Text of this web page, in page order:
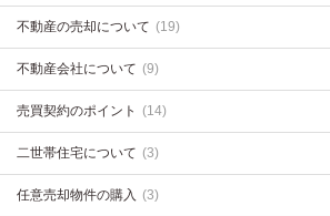
不動産の売却について (19)
不動産会社について (9)
売買契約のポイント (14)
二世帯住宅について (3)
任意売却物件の購入 (3)